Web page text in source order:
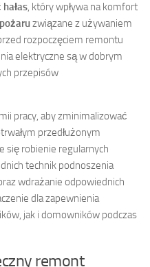
hałas, który wpływa na komfort
związane z używaniem
rozpoczęciem remontu
elektryczne są w dobrym
przepisów
pracy, aby zminimalizować
przedłużonym
się robienie regularnych
technik podnoszenia
wdrażanie odpowiednich
dla zapewnienia
jak i domowników podczas
remont